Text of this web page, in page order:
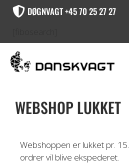
DØGNVAGT +45 70 25 27 27
WEBSHOP LUKKET
Webshoppen er lukket pr.
ordrer vil blive ekspederet.